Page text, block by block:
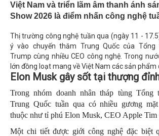
Việt Nam và triển lãm âm thanh ánh
Show 2026 là điểm nhấn công nghệ
Thị trường công nghệ tuần qua (ngày 11 -
ý vào chuyến thăm Trung Quốc của Tổng
Trump cùng nhiều CEO công nghệ. Trong
lớn đồng loạt mang về Việt Nam các sản phẩm
Elon Musk gây sốt tại thượng
Trong nhóm doanh nhân tháp tùng Tổng
Trung Quốc tuần qua có nhiều gương
thuộc như tỉ phú Elon Musk, CEO Apple Tim
Một chi tiết được giới công nghệ đặc biệt